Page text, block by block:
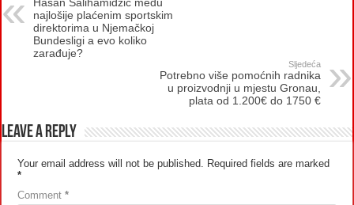
najlošije plaćenim sportskim
direktorima u Njemačkoj
Bundesligi a evo koliko
zarađuje?
Sljedeća
Potrebno više pomoćnih radnika
u proizvodnji u mjestu Gronau,
plata od 1.200€ do 1750 €
Leave a Reply
Your email address will not be published.
Required fields are marked
*
Comment*